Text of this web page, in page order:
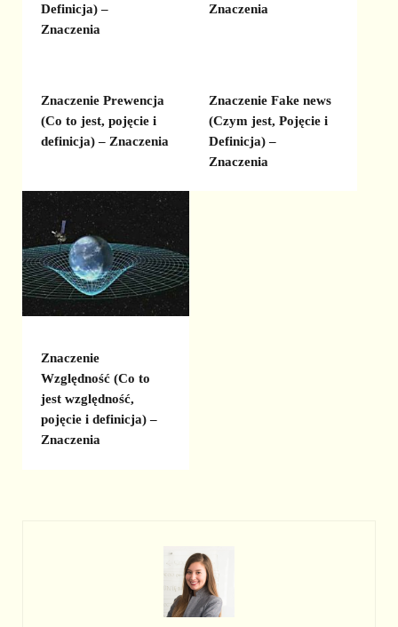
Definicja) –
Znaczenia
Znaczenia
Znaczenie Prewencja
(Co to jest, pojęcie i
definicja) – Znaczenia
Znaczenie Fake news
(Czym jest, Pojęcie i
Definicja) –
Znaczenia
Znaczenie
Względność (Co to
jest względność,
pojęcie i definicja) –
Znaczenia